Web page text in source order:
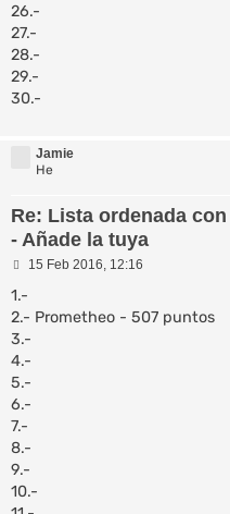
26.-
27.-
28.-
29.-
30.-
Jamie
He
Re: Lista ordenada
- Añade la tuya
M
n
j
15 Feb 2016, 12:16
1.-
2.- Prometheo - 507 puntos
3.-
4.-
5.-
6.-
7.-
8.-
9.-
10.-